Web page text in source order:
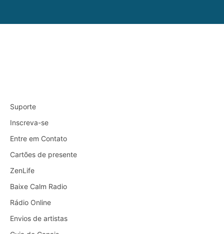
Suporte
Inscreva-se
Entre em Contato
Cartões de presente
ZenLife
Baixe Calm Radio
Rádio Online
Envios de artistas